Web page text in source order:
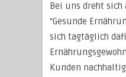
Bei uns dreht sich
“Gesunde
sich tagtäglich
Kunden